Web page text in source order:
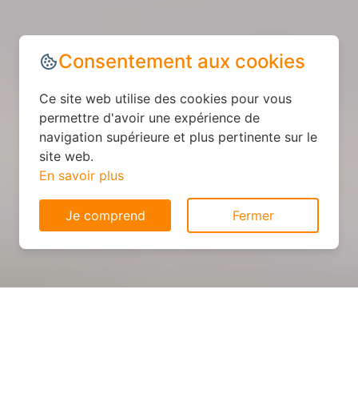
Consentement aux cookies
Ce site web utilise des cookies pour vous
permettre d'avoir une expérience de
navigation supérieure et plus pertinente sur le
site web.
En savoir plus
Je comprend Fermer